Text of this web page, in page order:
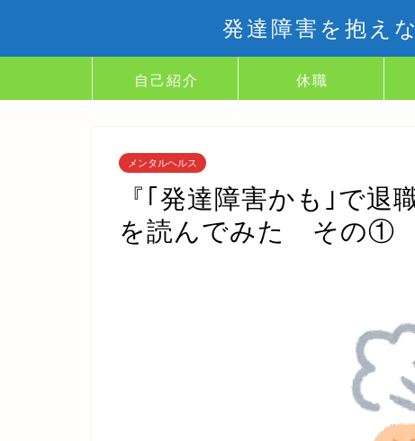
発達障害を抱え
自己紹介 休職
メンタルヘルス
『｢発達障害かも｣で退
を読んでみた その①